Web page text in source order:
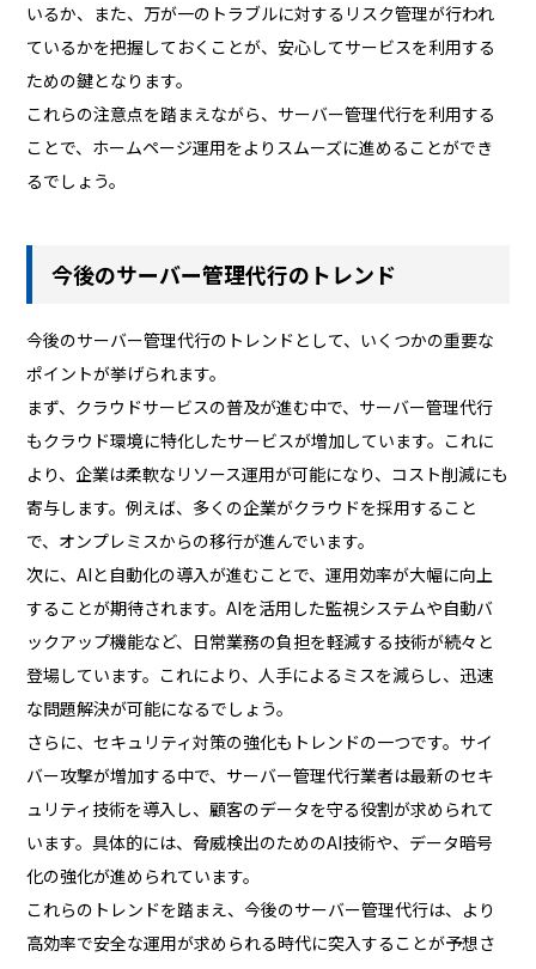
いるか、また、万が一のトラブルに対するリスク管理が行われ
ているかを把握しておくことが、安心してサービスを利用する
ための鍵となります。
これらの注意点を踏まえながら、サーバー管理代行を利用する
ことで、ホームページ運用をよりスムーズに進めることができ
るでしょう。
今後のサーバー管理代行のトレンド
今後のサーバー管理代行のトレンドとして、いくつかの重要な
ポイントが挙げられます。
まず、クラウドサービスの普及が進む中で、サーバー管理代行
もクラウド環境に特化したサービスが増加しています。これに
より、企業は柔軟なリソース運用が可能になり、コスト削減にも
寄与します。例えば、多くの企業がクラウドを採用すること
で、オンプレミスからの移行が進んでいます。
次に、AIと自動化の導入が進むことで、運用効率が大幅に向上
することが期待されます。AIを活用した監視システムや自動バ
ックアップ機能など、日常業務の負担を軽減する技術が続々と
登場しています。これにより、人手によるミスを減らし、迅速
な問題解決が可能になるでしょう。
さらに、セキュリティ対策の強化もトレンドの一つです。サイ
バー攻撃が増加する中で、サーバー管理代行業者は最新のセキ
ュリティ技術を導入し、顧客のデータを守る役割が求められて
います。具体的には、脅威検出のためのAI技術や、データ暗号
化の強化が進められています。
これらのトレンドを踏まえ、今後のサーバー管理代行は、より
高効率で安全な運用が求められる時代に突入することが予想さ